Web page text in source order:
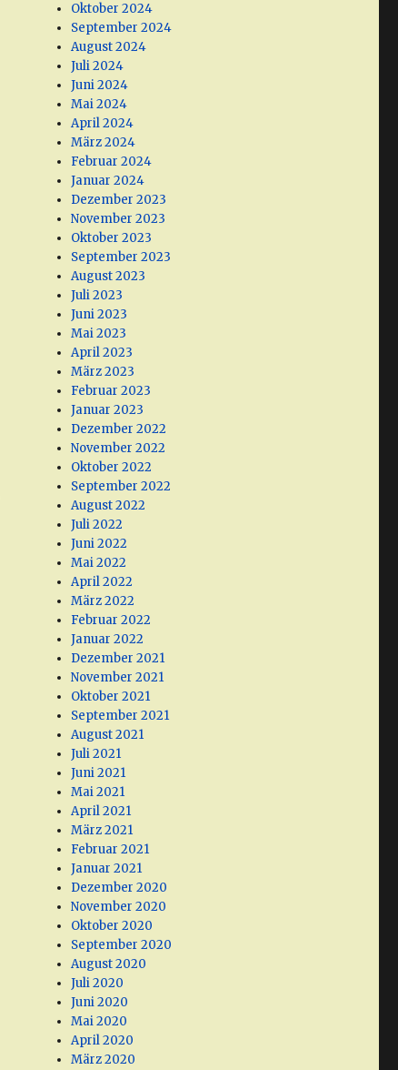
Oktober 2024
September 2024
August 2024
Juli 2024
Juni 2024
Mai 2024
April 2024
März 2024
Februar 2024
Januar 2024
Dezember 2023
November 2023
Oktober 2023
September 2023
August 2023
Juli 2023
Juni 2023
Mai 2023
April 2023
März 2023
Februar 2023
Januar 2023
Dezember 2022
November 2022
Oktober 2022
September 2022
August 2022
Juli 2022
Juni 2022
Mai 2022
April 2022
März 2022
Februar 2022
Januar 2022
Dezember 2021
November 2021
Oktober 2021
September 2021
August 2021
Juli 2021
Juni 2021
Mai 2021
April 2021
März 2021
Februar 2021
Januar 2021
Dezember 2020
November 2020
Oktober 2020
September 2020
August 2020
Juli 2020
Juni 2020
Mai 2020
April 2020
März 2020